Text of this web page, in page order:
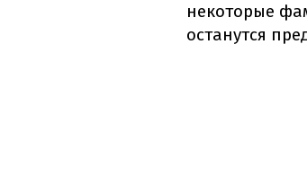
некоторые
останутся